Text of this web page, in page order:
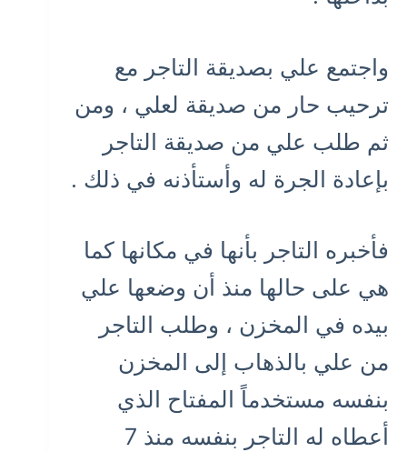
واجتمع علي بصديقة التاجر مع
ترحيب حار من صديقة لعلي ، ومن
ثم طلب علي من صديقة التاجر
بإعادة الجرة له وأستأذنه في ذلك .
فأخبره التاجر بأنها في مكانها كما
هي على حالها منذ أن وضعها علي
بيده في المخزن ، وطلب التاجر
من علي بالذهاب إلى المخزن
بنفسه مستخدماً المفتاح الذي
أعطاه له التاجر بنفسه منذ 7